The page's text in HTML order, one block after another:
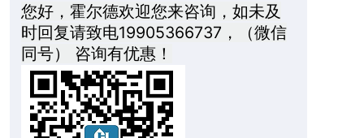
您好，霍尔德欢迎您来咨询，如未及
时回复请致电19905366737，（微信
同号） 咨询有优惠！